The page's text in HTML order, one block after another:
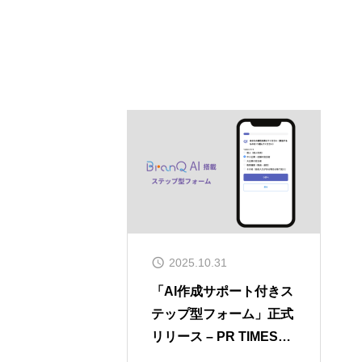
2025.10.31
「AI作成サポート付きス
テップ型フォーム」正式
リリース – PR TIMESに